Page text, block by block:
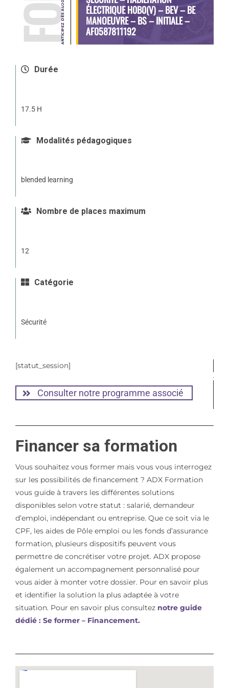
ÉLECTRIQUE H0B0(V) – BEV – BE
MANOEUVRE – BS – INITIALE –
AF0587811192
Durée
17.5 H
Modalités pédagogiques
blended learning
Nombre de places maximum
12
Catégorie
Sécurité
[statut_session]
Consulter notre programme associé
Financer sa formation
Vous souhaitez vous former mais vous vous interrogez
sur les possibilités de financement ? ADX Formation
vous guide à travers les différentes solutions
disponibles selon votre statut : salarié, demandeur
d’emploi, indépendant ou entreprise. Que ce soit via le
CPF, les aides de Pôle emploi ou les fonds d’assurance
formation, plusieurs dispositifs peuvent vous
permettre de concrétiser votre projet. ADX propose
également un accompagnement personnalisé pour
vous aider à monter votre dossier. Pour en savoir plus
et identifier la solution la plus adaptée à votre
situation. Pour en savoir plus consulteznotre guide
dédié : Se former – Financement.